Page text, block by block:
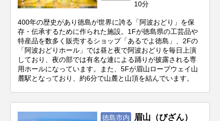
10分
400年の歴史があり徳島が世界に誇る「阿波おどり」を保
存・伝承するために作られた施設。1Fが徳島県の工芸品や
特産品を数多く販売するショップ「あるでよ徳島」、2Fの
「阿波おどりホール」では昼と夜で阿波おどりを毎日上演
しており、夜の部では有名な連による踊りが披露される専
用ホールになっています。また、5Fが眉山ロープウェイ山
麓駅となっており、約6分で山麓と山頂を結んでいます。
徳島市内 眉山（びざん）